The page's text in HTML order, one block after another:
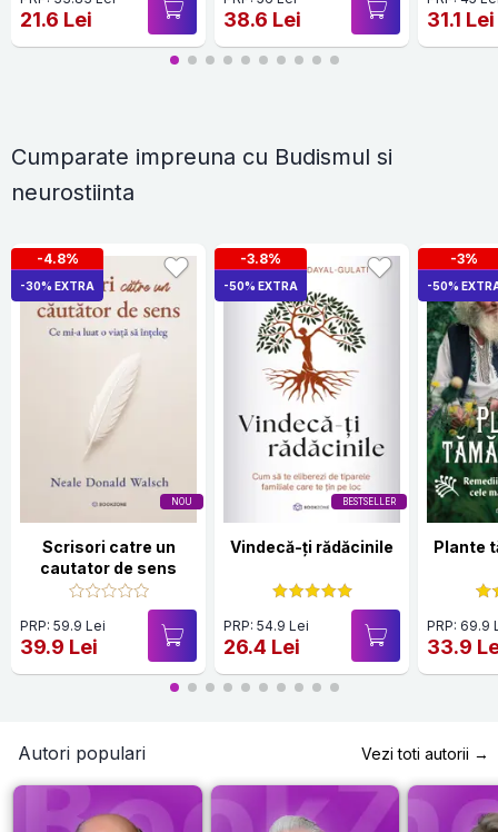
21.6 Lei 38.6 Lei 31.1 Lei
Cumparate impreuna cu Budismul si
neurostiinta
NOU
-4.8%
-30% EXTRA
Scrisori catre un
cautator de sens
PRP: 59.9 Lei
39.9 Lei
BESTSELLER
-3.8%
-50% EXTRA
Vindecă-ți rădăcinile
PRP: 54.9 Lei
26.4 Lei
-3%
-50%
Plante
PRP: 69.9
33.9
Autori populari Vezi toti autorii →